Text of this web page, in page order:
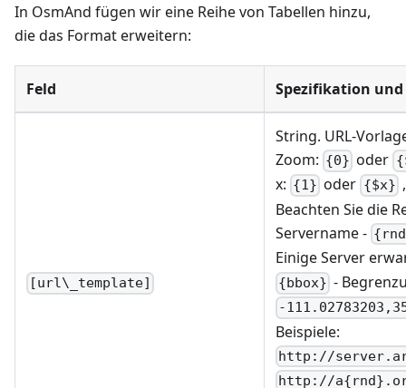
In OsmAnd fügen wir eine Reihe von Tabellen hinzu,
die das Format erweitern:
Feld Spezifikation und
[url\_template]
String. URL-
Zoom: {0} oder
x: {1} oder {$x}
Beachten Sie die
Servername -
Einige Server
{bbox} -
-
Beispiele:
http://
http://